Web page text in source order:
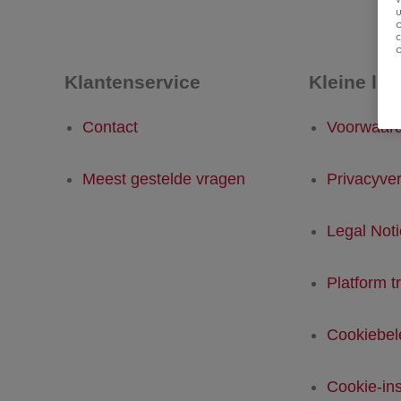
Klantenservice
Contact
Meest gestelde vragen
Kleine
Legal
Platform
Cookie-